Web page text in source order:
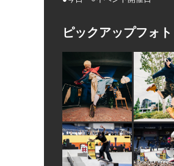
ピックアップフォト